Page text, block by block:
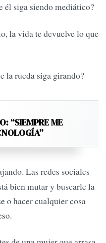
él siga siendo mediático?
la vida te devuelve lo que
la rueda siga girando?
“SIEMPRE ME
Las redes sociales
bien mutar y buscarle la
o hacer cualquier cosa